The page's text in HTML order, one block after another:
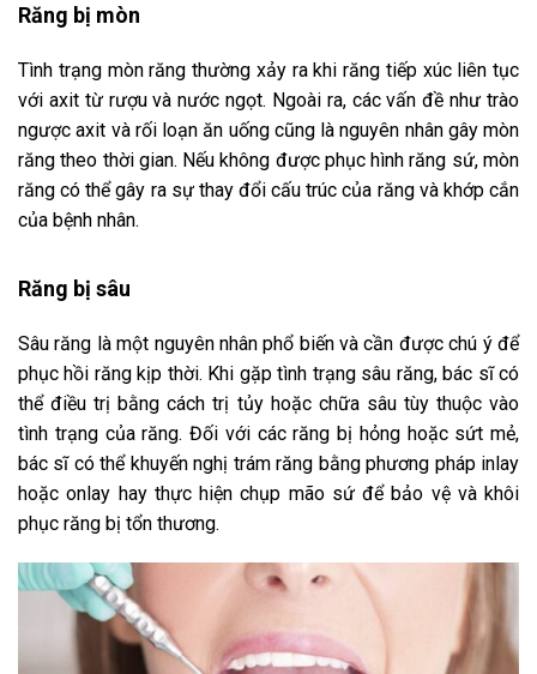
Răng bị mòn
Tình trạng mòn răng thường xảy ra khi răng tiếp xúc liên tục
với axit từ rượu và nước ngọt. Ngoài ra, các vấn đề như trào
ngược axit và rối loạn ăn uống cũng là nguyên nhân gây mòn
răng theo thời gian. Nếu không được phục hình răng sứ, mòn
răng có thể gây ra sự thay đổi cấu trúc của răng và khớp cắn
của bệnh nhân.
Răng bị sâu
Sâu răng là một nguyên nhân phổ biến và cần được chú ý để
phục hồi răng kịp thời. Khi gặp tình trạng sâu răng, bác sĩ có
thể điều trị bằng cách trị tủy hoặc chữa sâu tùy thuộc vào
tình trạng của răng. Đối với các răng bị hỏng hoặc sứt mẻ,
bác sĩ có thể khuyến nghị trám răng bằng phương pháp inlay
hoặc onlay hay thực hiện chụp mão sứ để bảo vệ và khôi
phục răng bị tổn thương.